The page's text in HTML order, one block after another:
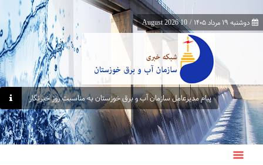
دوشنبه ۱۹ مرداد ۱۴۰۵ /
10 August 2026
پیام مدیرعامل سازمان آب و برق خوزستان به مناسبت روز خبرنگار